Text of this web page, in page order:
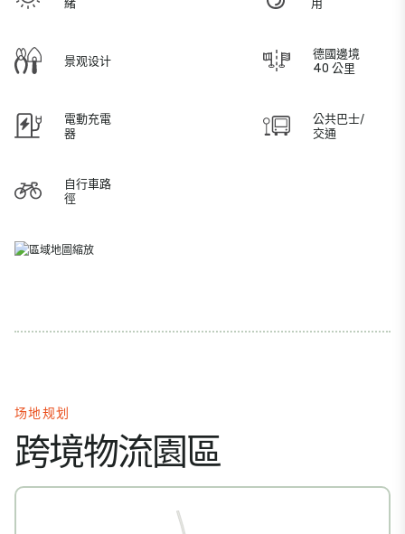
景观设计
德國邊境
40 公里
電動充電
器
公共巴士/
交通
自行車路
徑
场地规划
跨境物流園區